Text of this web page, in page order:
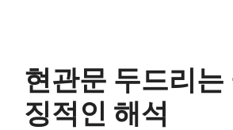
현관문 두드리는
징적인 해석